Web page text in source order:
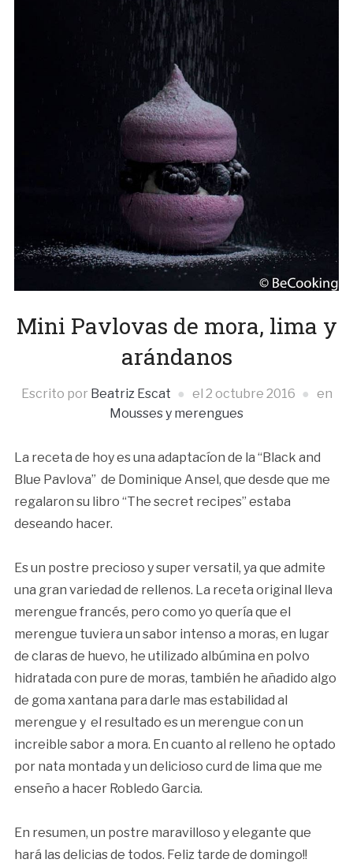
Mini Pavlovas de mora, lima y
arándanos
Escrito por Beatriz Escat el 2 octubre 2016
en
Mousses y merengues
La receta de hoy es una adaptacíon de la “Black and
Blue Pavlova” de Dominique Ansel, que desde que me
regalaron su libro “The secret recipes” estaba
deseando hacer.
Es un postre precioso y super versatil, ya que admite
una gran variedad de rellenos. La receta original lleva
merengue francés, pero como yo quería que el
merengue tuviera un sabor intenso a moras, en lugar
de claras de huevo, he utilizado albúmina en polvo
hidratada con pure de moras, también he añadido algo
de goma xantana para darle mas estabilidad al
merengue y el resultado es un merengue con un
increible sabor a mora. En cuanto al relleno he optado
por nata montada y un delicioso curd de lima que me
enseño a hacer Robledo Garcia.
En resumen, un postre maravilloso y elegante que
hará las delicias de todos. Feliz tarde de domingo!!